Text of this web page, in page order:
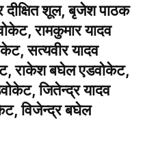
दीक्षित शूल, बृजेश पाठक
रामकुमार यादव
सत्यवीर यादव
राकेश बघेल एडवोकेट,
जितेन्द्र यादव
विजेन्द्र बघेल